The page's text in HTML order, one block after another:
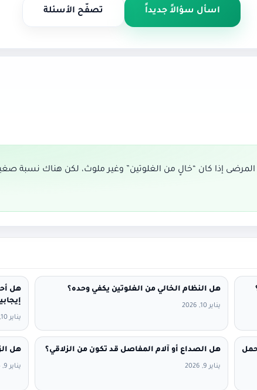
اسأل سؤالاً جديداً تصفّح الأسئلة
إذا كان “خالٍ من الغلوتين” وغير ملوث، لكن هناك نسبة
هل النظام الخالي من الغلوتين يكفي وحده؟
يناير 10, 2026
هل
يناير 10, 2026
هل الصداع أو آلام المفاصل قد تكون من الزلاقي؟
يناير 9, 2026
هل
يناير 9, 2026